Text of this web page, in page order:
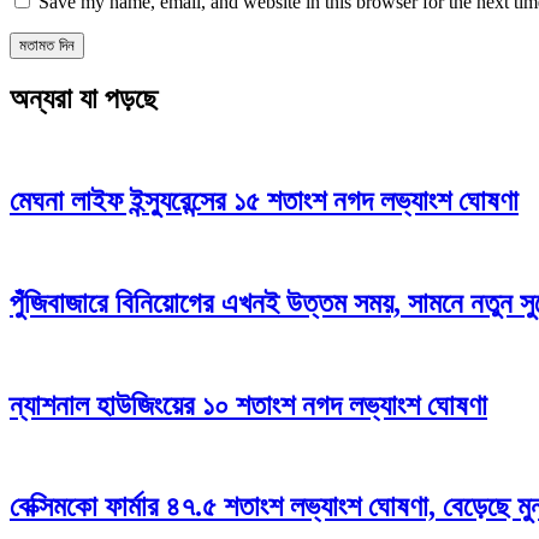
অন্যরা যা পড়ছে
মেঘনা লাইফ ইন্স্যুরেন্সের ১৫ শতাংশ নগদ লভ্যাংশ ঘোষণা
পুঁজিবাজারে বিনিয়োগের এখনই উত্তম সময়, সামনে নতুন
ন্যাশনাল হাউজিংয়ের ১০ শতাংশ নগদ লভ্যাংশ ঘোষণা
বেক্সিমকো ফার্মার ৪৭.৫ শতাংশ লভ্যাংশ ঘোষণা, বেড়েছে